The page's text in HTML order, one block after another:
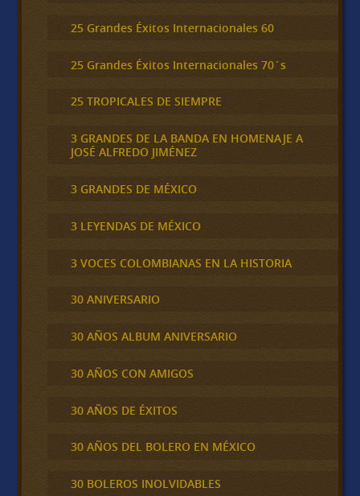
25 Grandes Éxitos Internacionales 60
25 Grandes Éxitos Internacionales 70´s
25 TROPICALES DE SIEMPRE
3 GRANDES DE LA BANDA EN HOMENAJE A
JOSÉ ALFREDO JIMÉNEZ
3 GRANDES DE MÉXICO
3 LEYENDAS DE MÉXICO
3 VOCES COLOMBIANAS EN LA HISTORIA
30 ANIVERSARIO
30 AÑOS ALBUM ANIVERSARIO
30 AÑOS CON AMIGOS
30 AÑOS DE ÉXITOS
30 AÑOS DEL BOLERO EN MÉXICO
30 BOLEROS INOLVIDABLES